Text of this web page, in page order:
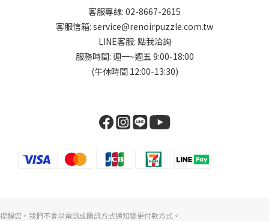
客服專線: 02-8667-2615
客服信箱: service@renoirpuzzle.com.tw
LINE客服: 點我洽詢
服務時間: 週一~週五 9:00-18:00
(午休時間 12:00-13:30)
提醒您，我們不會以電話或簡訊方式通知變更付款方式。